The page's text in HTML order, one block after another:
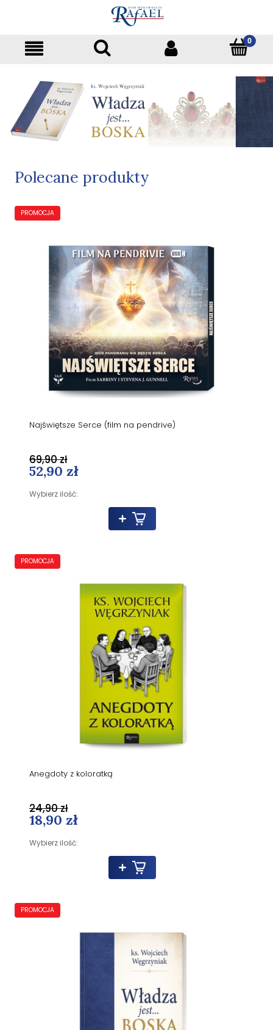
Polecane produkty
Najświętsze Serce (film na pendrive)
52,90 zł
Wybierz ilość:
69,90 zł
PROMOCJA
Anegdoty z koloratką
18,90 zł
Wybierz ilość:
24,90 zł
PROMOCJA
PROMOCJA